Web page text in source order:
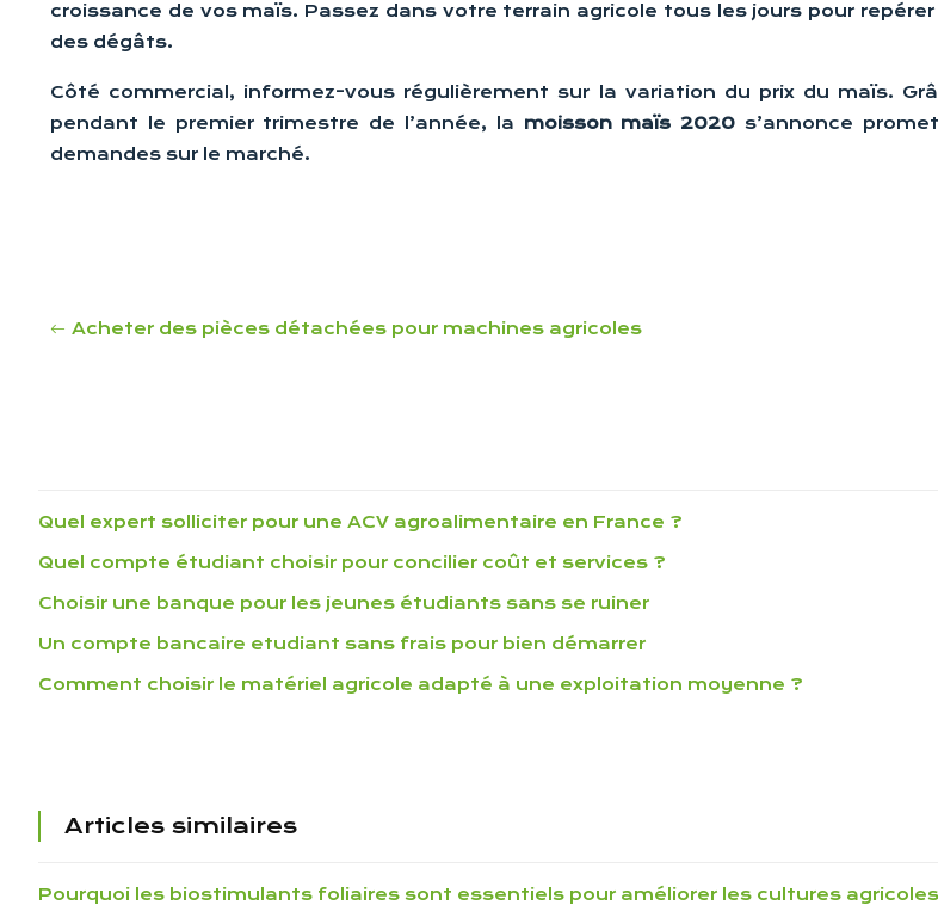
croissance de vos maïs. Passez dans votre terrain agricole tous les jours pour
des dégâts.
Côté commercial, informez-vous régulièrement sur la variation du prix du maïs.
pendant le premier trimestre de l’année, la moisson maïs 2020 s’annonce
demandes sur le marché.
Acheter des pièces détachées pour machines agricoles
Quel expert solliciter pour une ACV agroalimentaire en France ?
Quel compte étudiant choisir pour concilier coût et services ?
Choisir une banque pour les jeunes étudiants sans se ruiner
Un compte bancaire etudiant sans frais pour bien démarrer
Comment choisir le matériel agricole adapté à une exploitation moyenne ?
Articles similaires
Pourquoi les biostimulants foliaires sont essentiels pour améliorer les cultures